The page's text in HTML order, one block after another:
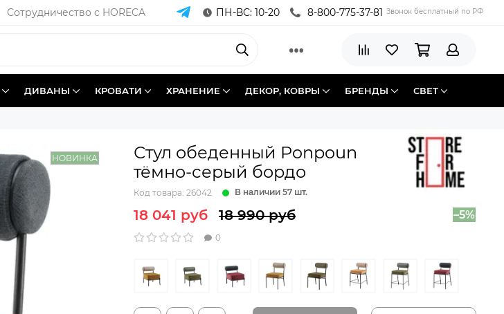
Сотрудничество с HORECA ПН-ВС: 10-20 8-800-775-37-81 Звонок бесплатный по РФ
ДИВАНЫ КРОВАТИ ХРАНЕНИЕ ДЕКОР, КОВРЫ БРЕНДЫ СВЕТ
НОВИНКА
Стул обеденный Ponpoun
тёмно-серый бордо
Код товара: 26042 В наличии 57 шт.
18 041 руб 18 990 руб –5%
0